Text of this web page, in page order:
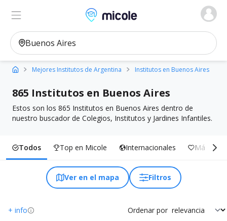
Micole, buscador de colegios
Ver en el mapa
Mejores Institutos de Argentina Institutos en Buenos Aires
865 Institutos en Buenos Aires
Estos son los 865 Institutos en Buenos Aires dentro de
nuestro buscador de Colegios, Institutos y Jardines Infantiles.
Todos Top en Micole Internacionales Más
Ver en el mapa Filtros
+ info Ordenar por